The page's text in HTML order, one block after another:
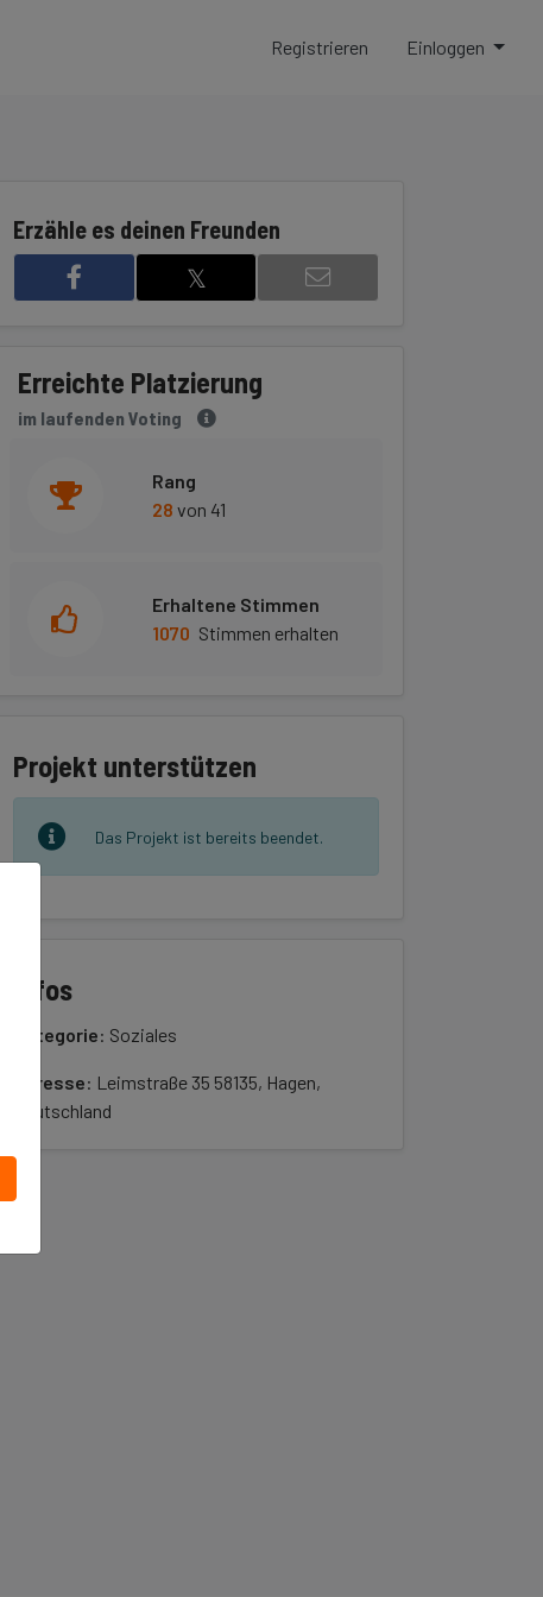
Registrieren Einloggen
Erzähle es deinen Freunden
𝕏
Erreichte Platzierung
im laufenden Voting
Rang
28 von 41
Erhaltene Stimmen
1070 Stimmen erhalten
Projekt unterstützen
Das Projekt ist bereits beendet.
Infos
Kategorie: Soziales
Adresse: Leimstraße 35 58135, Hagen,
Deutschland